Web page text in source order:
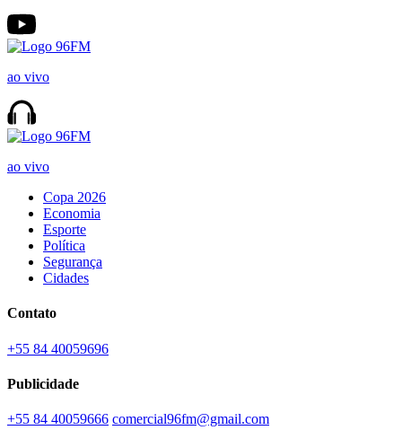
ao vivo
ao vivo
Copa 2026
Economia
Esporte
Política
Segurança
Cidades
Contato
+55 84 40059696
Publicidade
+55 84 40059666 comercial96fm@gmail.com